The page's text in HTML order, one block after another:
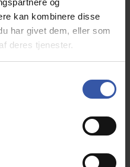
kan kombinere disse
har givet dem, eller som
deres tjenester.
stuen og
Herregårds stil.